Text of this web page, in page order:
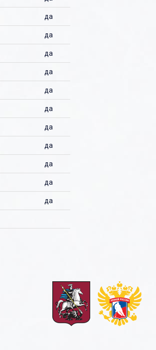
да
да
да
да
да
да
да
да
да
да
да